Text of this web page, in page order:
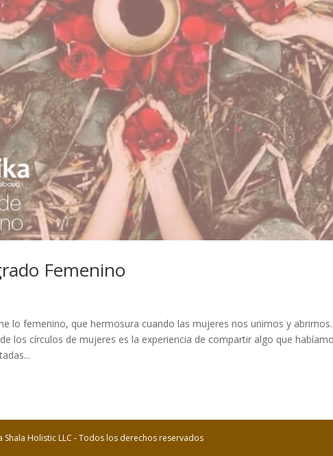
Femenino
lo femenino, que hermosura cuando las mujeres nos unimos y
los círculos de mujeres es la experiencia de compartir algo que
Shala Holistic LLC - Todos los derechos reservados